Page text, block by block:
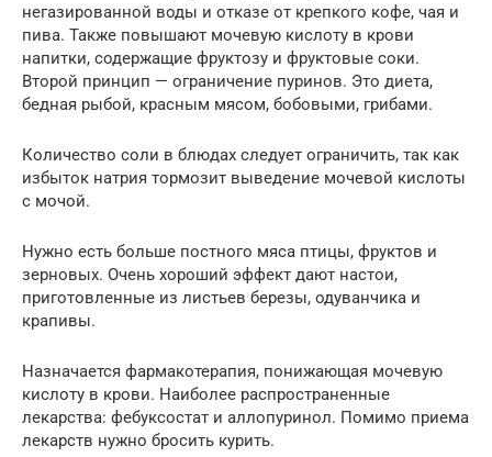
негазированной воды и отказе от крепкого кофе, чая и
пива. Также повышают мочевую кислоту в крови
напитки, содержащие фруктозу и фруктовые соки.
Второй принцип — ограничение пуринов. Это диета,
бедная рыбой, красным мясом, бобовыми, грибами.
Количество соли в блюдах следует ограничить, так как
избыток натрия тормозит выведение мочевой кислоты
с мочой.
Нужно есть больше постного мяса птицы, фруктов и
зерновых. Очень хороший эффект дают настои,
приготовленные из листьев березы, одуванчика и
крапивы.
Назначается фармакотерапия, понижающая мочевую
кислоту в крови. Наиболее распространенные
лекарства: фебуксостат и аллопуринол. Помимо приема
лекарств нужно бросить курить.